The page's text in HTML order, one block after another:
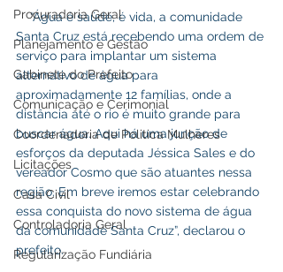
Procuradoria Geral
Planejamento e Gestão
Gabinete do Prefeito
Comunicação e Cerimonial
Coordenadoria de Politica Mulheres
Licitações
Casa Civil
Controladoria Geral
Regularização Fundiária
    “Água é saúde, é vida, a comunidade
Santa Cruz está recebendo uma ordem de
serviço para implantar um sistema
alternativo de água para
aproximadamente 12 famílias, onde a
distância até o rio é muito grande para
buscar água. Aqui há uma junção de
esforços da deputada Jéssica Sales e do
vereador Cosmo que são atuantes nessa
região. Em breve iremos estar celebrando
essa conquista do novo sistema de água
da comunidade Santa Cruz”, declarou o
prefeito.